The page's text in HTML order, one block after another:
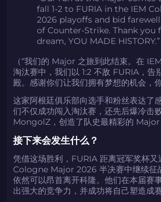
带上你的促销代码
只需抓取区域并将促销代码复制到
由KARRIGAN倾情推荐
团队 THE MONGOLZ
CS2CODES.CN社区与电
fall 1-2 to FURIA in the IEM
2026 playoffs and bid
of Counter-Strike. Thank you
dream, YOU MADE HISTORY.”
（“我们的 Major 之旅到此结束。在
淘汰赛中，我们以 1:2 不敌 FURIA，
殿。感谢你们让我们拥有梦想的机会，
这家阿根廷俱乐部向选手和粉丝表达了
们不仅成功闯入淘汰赛，还先后爆冷
MongolZ，创造了队史最精彩的 Major
接下来会发生什么？
凭借这场胜利，FURIA 距离冠军奖杯
Cologne Major 2026 半决赛中继续征
依然可以昂首离开科隆。他们在本届赛
出强大的竞争力，并成功将自己塑造成